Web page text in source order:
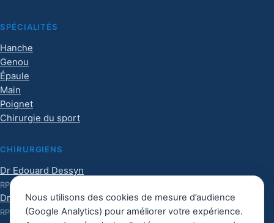
SPÉCIALITÉS
Hanche
Genou
Épaule
Main
Poignet
Chirurgie du sport
CHIRURGIENS
Dr Edouard Dessyn
RPPS :
Dr Harrisson Haight
RPPS :10101992328
Nous utilisons des cookies de mesure d’audience
(Google Analytics) pour améliorer votre expérience.